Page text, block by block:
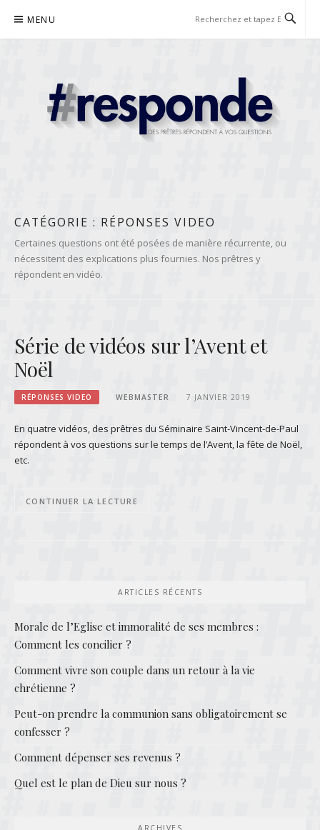
contenu
MENU
CATÉGORIE : RÉPONSES VIDEO
Certaines questions ont été posées de manière récurrente, ou
nécessitent des explications plus fournies. Nos prêtres y
répondent en vidéo.
Série de vidéos sur l’Avent et
Noël
RÉPONSES VIDEO WEBMASTER 7 JANVIER 2019
En quatre vidéos, des prêtres du Séminaire Saint-Vincent-de-Paul
répondent à vos questions sur le temps de l’Avent, la fête de Noël,
etc.
CONTINUER LA LECTURE
ARTICLES RÉCENTS
Morale de l’Eglise et immoralité de ses membres :
Comment les concilier ?
Comment vivre son couple dans un retour à la vie
chrétienne ?
Peut-on prendre la communion sans obligatoirement se
confesser ?
Comment dépenser ses revenus ?
Quel est le plan de Dieu sur nous ?
ARCHIVES